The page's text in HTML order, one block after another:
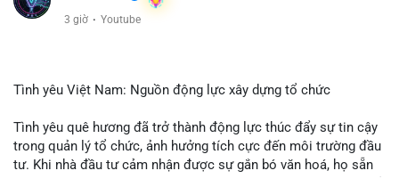
3 giờ · Youtube
Tình yêu Việt Nam: Nguồn động lực xây dựng tổ chức
Tình yêu quê hương đã trở thành động lực thúc đẩy sự tin cậy
trong quản lý tổ chức, ảnh hưởng tích cực đến môi trường đầu
tư. Khi nhà đầu tư cảm nhận được sự gắn bó văn hoá, họ sẵn